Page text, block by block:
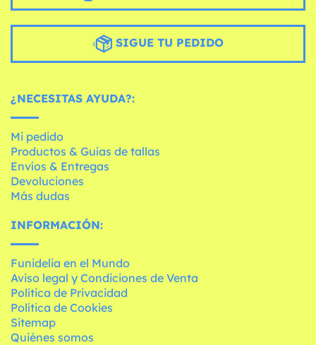
SIGUE TU PEDIDO
¿NECESITAS AYUDA?:
Mi pedido
Productos & Guías de tallas
Envíos & Entregas
Devoluciones
Más dudas
INFORMACIÓN:
Funidelia en el Mundo
Aviso legal y Condiciones de Venta
Política de Privacidad
Política de Cookies
Sitemap
Quiénes somos